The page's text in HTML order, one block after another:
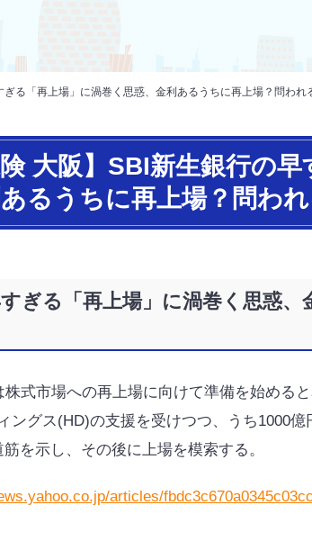
ぎる「再上場」に渦巻く思惑、金利あるうちに再上場？問われ
険 大阪】SBI新生銀行の
るうちに再上場？問わ
ぎる「再上場」に渦巻く思惑
株式市場への再上場に向けて準備を始める
ングス(HD)の支援を受けつつ、うち1000
を示し、その後に上場を模索する。
articles/